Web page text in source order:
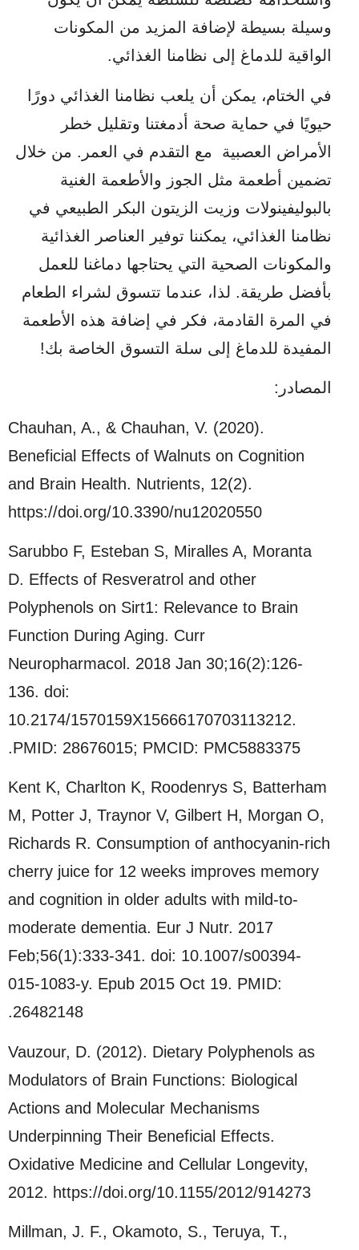
وسيلة بسيطة لإضافة المزيد من المكونات
الواقية للدماغ إلى نظامنا الغذائي.
في الختام، يمكن أن يلعب نظامنا الغذائي دورًا
حيويًا في حماية صحة أدمغتنا وتقليل خطر
الأمراض العصبية مع التقدم في العمر. من خلال
تضمين أطعمة مثل الجوز والأطعمة الغنية
بالبوليفينولات وزيت الزيتون البكر الطبيعي في
نظامنا الغذائي، يمكننا توفير العناصر الغذائية
والمكونات الصحية التي يحتاجها دماغنا للعمل
بأفضل طريقة. لذا، عندما تتسوق لشراء الطعام
في المرة القادمة، فكر في إضافة هذه الأطعمة
المفيدة للدماغ إلى سلة التسوق الخاصة بك!
المصادر:
Chauhan, A., & Chauhan, V. (2020).
Beneficial Effects of Walnuts on Cognition
and Brain Health. Nutrients, 12(2).
https://doi.org/10.3390/nu12020550
Sarubbo F, Esteban S, Miralles A, Moranta
D. Effects of Resveratrol and other
Polyphenols on Sirt1: Relevance to Brain
Function During Aging. Curr
Neuropharmacol. 2018 Jan 30;16(2):126-
136. doi:
10.2174/1570159X15666170703113212.
PMID: 28676015; PMCID: PMC5883375.
Kent K, Charlton K, Roodenrys S, Batterham
M, Potter J, Traynor V, Gilbert H, Morgan O,
Richards R. Consumption of anthocyanin-rich
cherry juice for 12 weeks improves memory
and cognition in older adults with mild-to-
moderate dementia. Eur J Nutr. 2017
Feb;56(1):333-341. doi: 10.1007/s00394-
015-1083-y. Epub 2015 Oct 19. PMID:
26482148.
Vauzour, D. (2012). Dietary Polyphenols as
Modulators of Brain Functions: Biological
Actions and Molecular Mechanisms
Underpinning Their Beneficial Effects.
Oxidative Medicine and Cellular Longevity,
2012. https://doi.org/10.1155/2012/914273
Millman, J. F., Okamoto, S., Teruya, T.,